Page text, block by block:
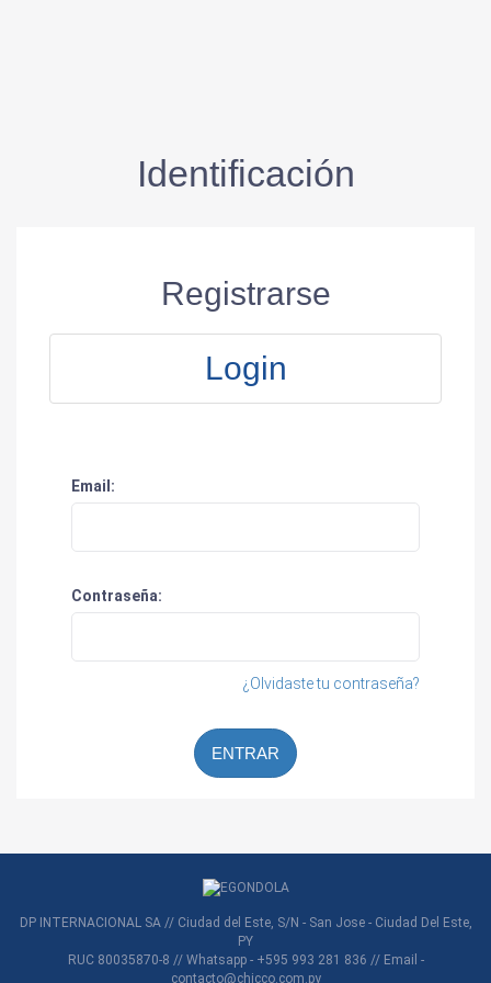
Identificación
Registrarse
Login
Email:
Contraseña:
¿Olvidaste tu contraseña?
ENTRAR
DP INTERNACIONAL SA // Ciudad del Este, S/N - San Jose - Ciudad Del Este,
PY
RUC 80035870-8 // Whatsapp - +595 993 281 836 // Email -
contacto@chicco.com.py